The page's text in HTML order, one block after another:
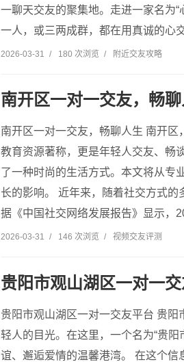
一聊天交友的聚集地。走进一家名为
一人，或三两成群，都在用真诚的心
2026-03-31 / 180 次浏览 / 附近交友攻略
南开区一对一交友，畅
南开区一对一交友，畅聊人生 南开
教育资源著称，更是年轻人交友、畅
了一种时尚的生活方式。本文将从专
长的影响。 近年来，随着社交方式的
据《中国社交网络发展报告》显示，
2026-03-31 / 146 次浏览 / 视频交友评测
贵阳市观山湖区一对一
贵阳市观山湖区一对一交友平台 贵
轻人的目光。在这里，一个名为“贵
谊、邂逅爱情的温馨港湾。 在这个